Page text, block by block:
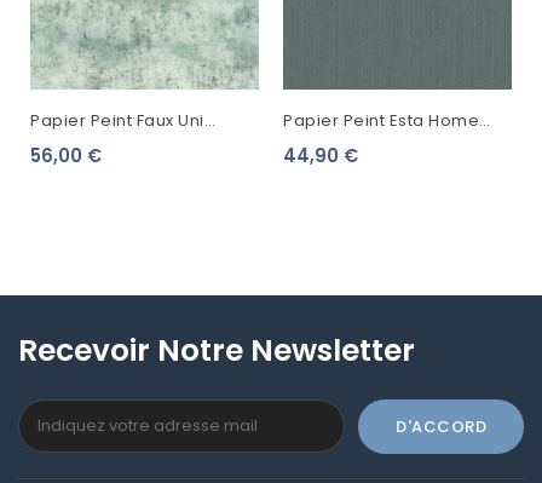
Papier Peint Faux Uni
Lutece Trash Wall Vert
56,00 €
Papier Peint Esta Home
Regatta Crew Uni Vert
44,90 €
Recevoir Notre Newsletter